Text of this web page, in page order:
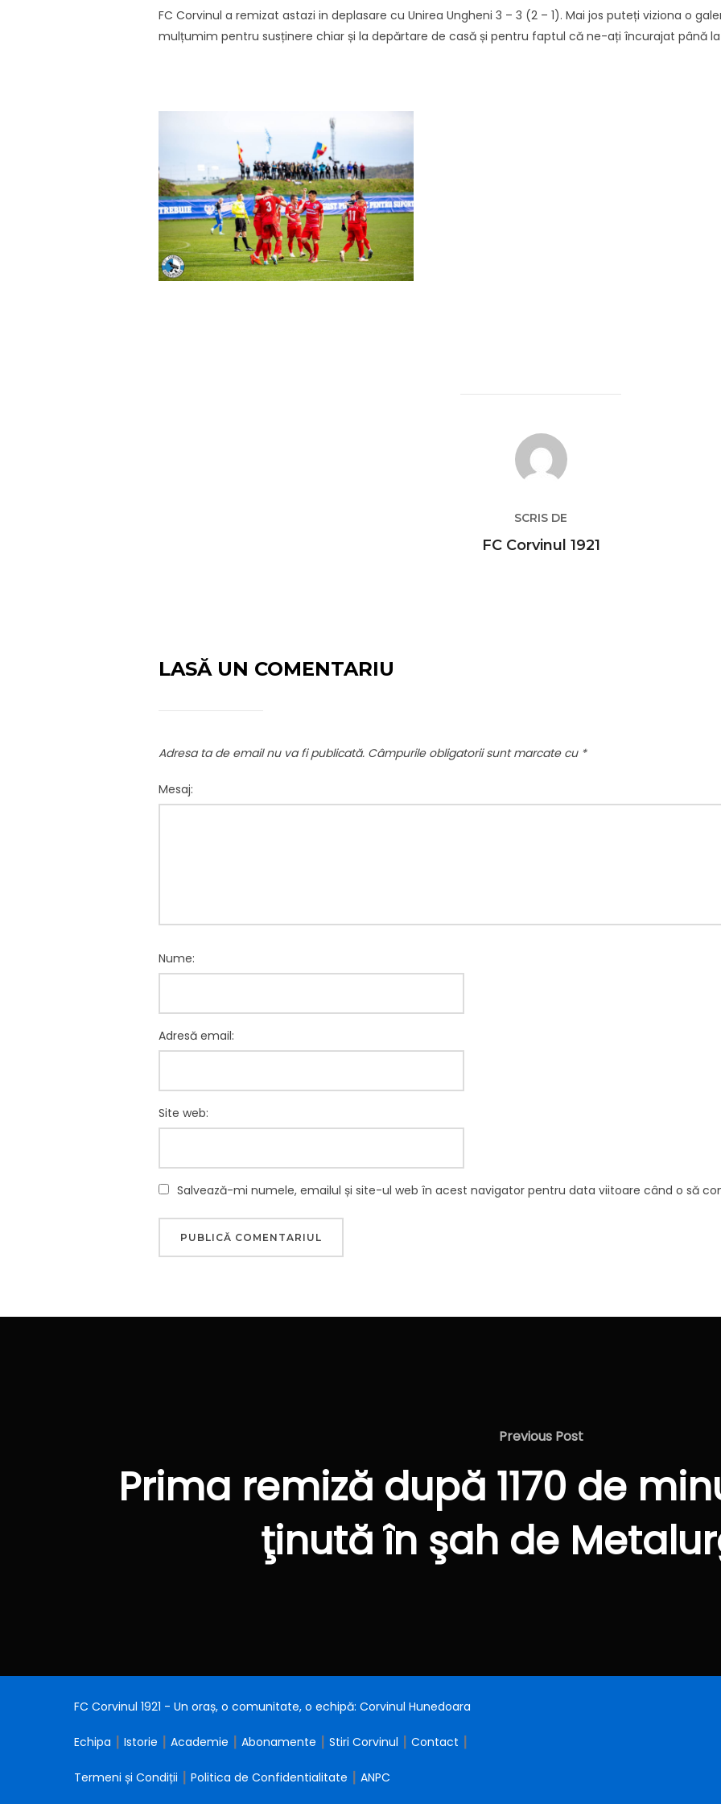
FC Corvinul a remizat astazi in deplasare cu Unirea Ungheni 3 – 3 (2 – 1). Mai jos puteți viziona o
mulțumim pentru susținere chiar și la depărtare de casă și pentru faptul că ne-ați încurajat până
AUTOR ARTICOL
SCRIS DE
FC Corvinul 1921
LASĂ UN COMENTARIU
Adresa ta de email nu va fi publicată. Câmpurile obligatorii sunt marcate cu *
Mesaj:
Nume:
Adresă email:
Site web:
Salvează-mi numele, emailul și site-ul web în acest navigator pentru data viitoare când o să
Navigare
Previous
Previous Post
Prima remiză după 1170 de
ţinută în şah de
FC Corvinul 1921 - Un oraș, o comunitate, o echipă: Corvinul Hunedoara
Echipa Istorie Academie Abonamente Stiri Corvinul Contact
Termeni și Condiții Politica de Confidentialitate ANPC